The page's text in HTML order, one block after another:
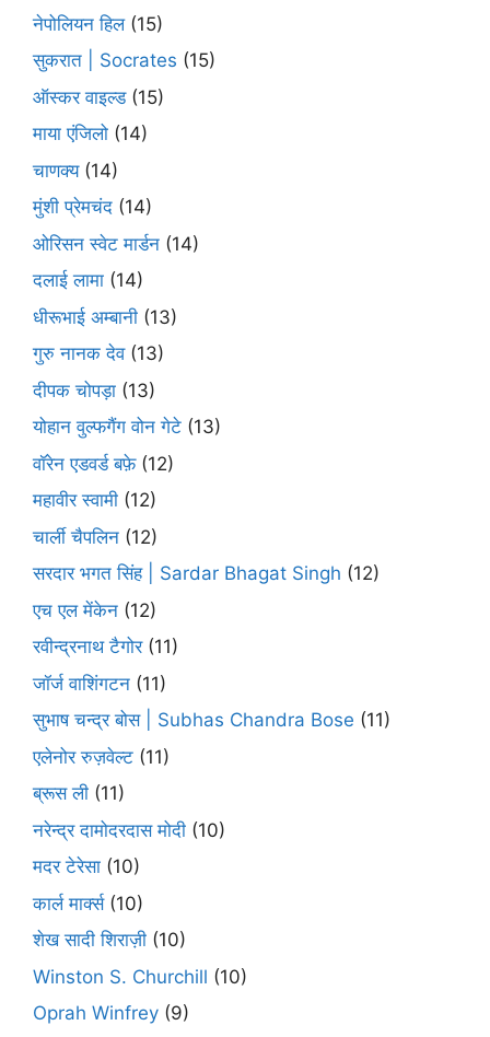
नेपोलियन हिल(15)
सुकरात | Socrates (15)
ऑस्कर वाइल्ड(15)
माया एंजिलो (14)
चाणक्य(14)
मुंशी प्रेमचंद (14)
ओरिसन स्‍वेट मार्डन (14)
दलाई लामा (14)
धीरूभाई अम्बानी (13)
गुरु नानक देव(13)
दीपक चोपड़ा (13)
योहान वुल्फगैंग वोन गेटे (13)
वॉरेन एडवर्ड बफ़े(12)
महावीर स्वामी (12)
चार्ली चैपलिन (12)
सरदार भगत सिंह | Sardar Bhagat Singh (12)
एच एल मेंकेन (12)
रवीन्द्रनाथ टैगोर(11)
जॉर्ज वाशिंगटन (11)
सुभाष चन्द्र बोस | Subhas Chandra Bose (11)
एलेनोर रुज़वेल्ट (11)
ब्रूस ली (11)
नरेन्द्र दामोदरदास मोदी (10)
मदर टेरेसा (10)
कार्ल मार्क्स(10)
शेख सादी शिराज़ी (10)
Winston S. Churchill (10)
Oprah Winfrey (9)